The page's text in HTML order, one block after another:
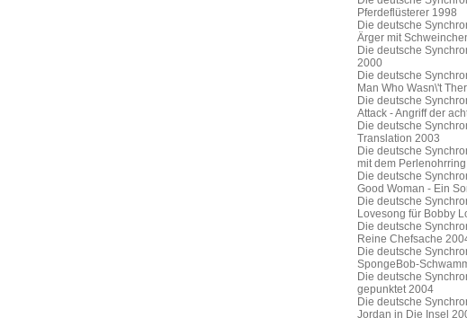
Pferdeflüsterer 1998
Die deutsche
Ärger mit
Die deutsche
2000
Die deutsche
Man Who Wasn\'t
Die deutsche
Attack - Angriff der
Die deutsche
Translation 2003
Die deutsche
mit dem
Die deutsche
Good Woman - Ein
Die deutsche
Lovesong für Bobby
Die deutsche
Reine Chefsache
Die deutsche
SpongeBob-
Die deutsche
gepunktet 2004
Die deutsche
Jordan in Die Insel